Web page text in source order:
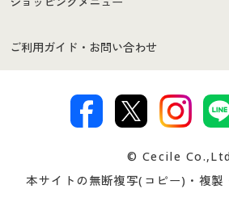
セシールご利用規約
著作権・商標について 会社案
商品カテゴリ
プレゼント＆キャンペーン サイト
ご利用ガイド・お問い合わせ
交換・返品は お支払
ついて
忘れの
© Cecile
本サイトの無断複写(コピー)・複製